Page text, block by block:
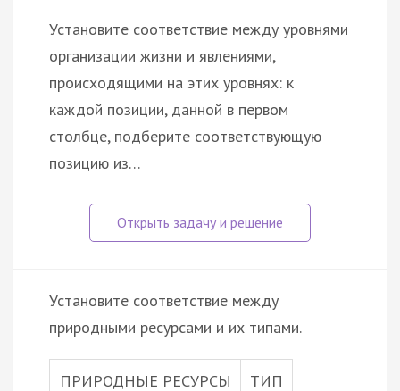
Установите соответствие между уровнями
организации жизни и явлениями,
происходящими на этих уровнях: к
каждой позиции, данной в первом
столбце, подберите соответствующую
позицию из…
Установите соответствие между
природными ресурсами и их типами.
ПРИРОДНЫЕ РЕСУРСЫ ТИП